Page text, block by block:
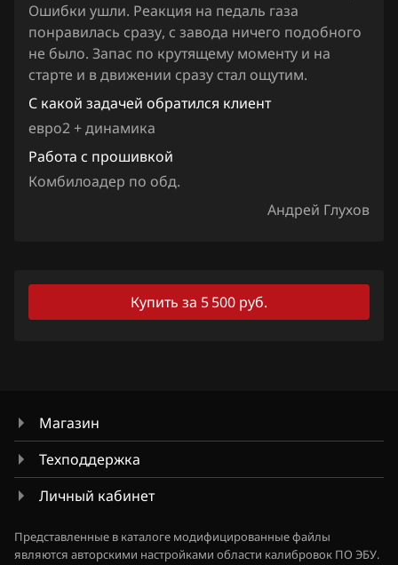
Kia
King Long
Lancia
Land Rover
Mazda
Mercedes-Benz
Mini
Ошибки ушли. Реакция на педаль газа
понравилась сразу, с завода ничего подобного
не было. Запас по крутящему моменту и на
старте и в движении сразу стал ощутим.
С какой задачей обратился клиент
евро2 + динамика
Работа с прошивкой
Комбилоадер по обд.
Андрей Глухов
Купить за 5 500 руб.
Магазин
Техподдержка
Личный кабинет
Представленные в каталоге модифицированные файлы
являются авторскими настройками области калибровок ПО ЭБУ.